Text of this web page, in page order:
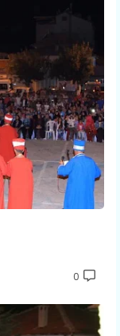
0